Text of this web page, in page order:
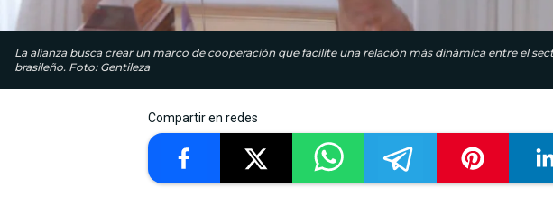
La alianza busca crear un marco de cooperación que facilite una relación más dinámica entre el
brasileño. Foto: Gentileza
Compartir en redes